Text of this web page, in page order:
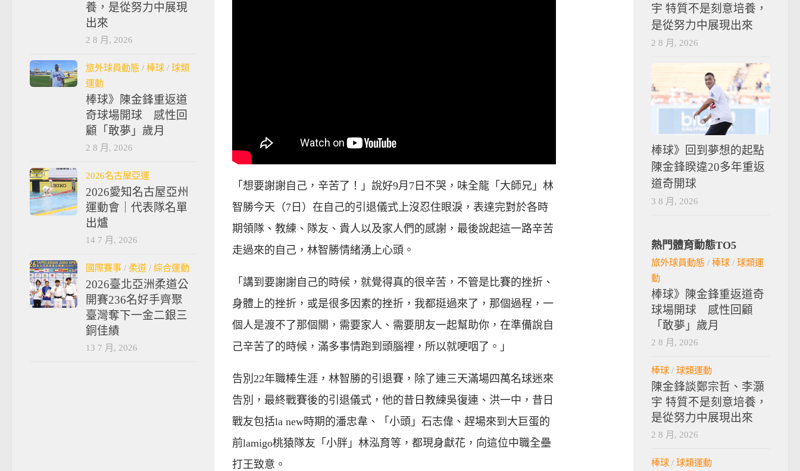
「想要謝謝自己，辛苦了！」說好9月7日不哭，味全龍「大師兄」林
智勝今天（7日）在自己的引退儀式上沒忍住眼淚，表達完對於各時
期領隊、教練、隊友、貴人以及家人們的感謝，最後說起這一路辛苦
走過來的自己，林智勝情緒湧上心頭。
「講到要謝謝自己的時候，就覺得真的很辛苦，不管是比賽的挫折、
身體上的挫折，或是很多因素的挫折，我都挺過來了，那個過程，一
個人是渡不了那個關，需要家人、需要朋友一起幫助你，在準備說自
己辛苦了的時候，滿多事情跑到頭腦裡，所以就哽咽了。」
告別22年職棒生涯，林智勝的引退賽，除了連三天滿場四萬名球迷來
告別，最終戰賽後的引退儀式，他的昔日教練吳復連、洪一中，昔日
戰友包括la new時期的潘忠韋、「小頭」石志偉、趕場來到大巨蛋的
前lamigo桃猿隊友「小胖」林泓育等，都現身獻花，向這位中職全壘
打王致意。
養，是從努力中展現
出來
2 8 月, 2026
旅外球員動態 / 棒球 / 球類
運動
棒球》陳金鋒重返道
奇球場開球 感性回
顧「敢夢」歲月
2 8 月, 2026
2026名古屋亞運
2026愛知名古屋亞州
運動會｜代表隊名單
出爐
14 7 月, 2026
國際賽事 / 柔道 / 綜合運動
2026臺北亞洲柔道公
開賽236名好手齊聚
臺灣奪下一金二銀三
銅佳績
13 7 月, 2026
宇 特質不是刻意培養，
是從努力中展現出來
2 8 月, 2026
棒球》回到夢想的起點
陳金鋒睽違20多年重返
道奇開球
3 8 月, 2026
熱門體育動態TO5
旅外球員動態 / 棒球 / 球類運
動
棒球》陳金鋒重返道奇
球場開球 感性回顧
「敢夢」歲月
2 8 月, 2026
棒球 / 球類運動
陳金鋒談鄭宗哲、李灝
宇 特質不是刻意培養，
是從努力中展現出來
2 8 月, 2026
棒球 / 球類運動